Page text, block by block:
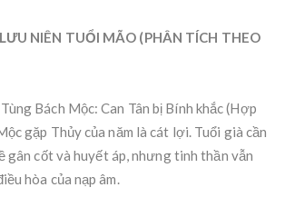
NIÊN TUỔI MÃO (PHÂN TÍCH THEO
Bách Mộc: Can Tân bị Bính khắc (Hợp
gặp Thủy của năm là cát lợi. Tuổi già cần
gân cốt và huyết áp, nhưng tinh thần vẫn
hòa của nạp âm.